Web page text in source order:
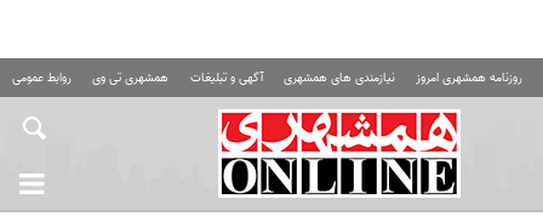
روزنامه همشهری امروز نیازمندی های همشهری آگهی و تبلیغات همشهری تی وی روابط عمومی